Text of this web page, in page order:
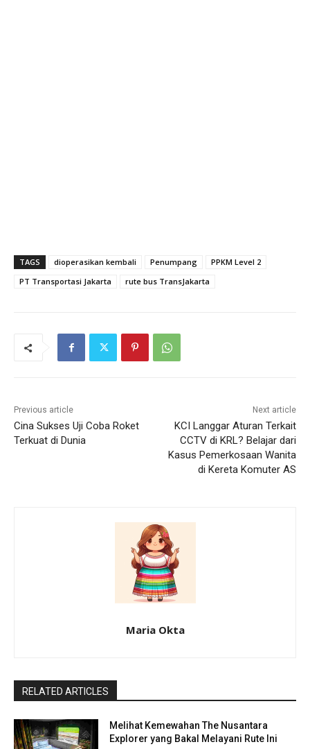
TAGS dioperasikan kembali Penumpang
PPKM Level 2
PT Transportasi Jakarta
rute bus TransJakarta
Previous article
Cina Sukses Uji Coba Roket
Terkuat di Dunia
Next article
KCI Langgar Aturan Terkait
CCTV di KRL? Belajar dari
Kasus Pemerkosaan Wanita
di Kereta Komuter AS
Maria Okta
RELATED ARTICLES
Melihat Kemewahan The Nusantara
Explorer yang Bakal Melayani Rute Ini